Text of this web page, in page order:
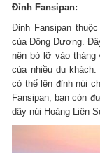
Đỉnh Fansipan:
Đỉnh Fansipan
của Đông Dương.
nên bỏ lỡ vào tháng
của nhiều du
có thể lên đỉnh núi
Fansipan, bạn còn
dãy núi Hoàng Liên